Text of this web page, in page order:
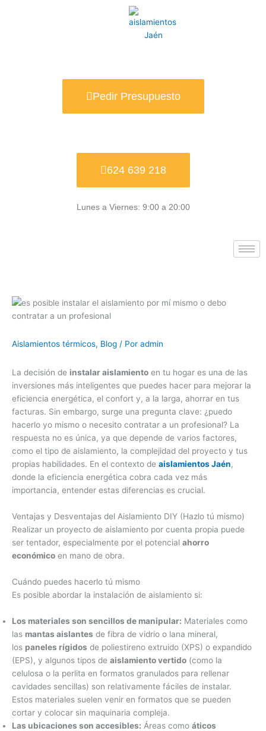
Pedir Presupuesto
624 639 218
Lunes a Viernes: 9:00 a 20:00
Aislamientos térmicos, Blog / Por admin
La decisión de instalar aislamiento en tu hogar es una de las
inversiones más inteligentes que puedes hacer para mejorar la
eficiencia energética, el confort y, a la larga, ahorrar en tus
facturas. Sin embargo, surge una pregunta clave: ¿puedo
hacerlo yo mismo o necesito contratar a un profesional? La
respuesta no es única, ya que depende de varios factores,
como el tipo de aislamiento, la complejidad del proyecto y tus
propias habilidades. En el contexto de aislamientos Jaén,
donde la eficiencia energética cobra cada vez más
importancia, entender estas diferencias es crucial.
Ventajas y Desventajas del Aislamiento DIY (Hazlo tú mismo)
Realizar un proyecto de aislamiento por cuenta propia puede
ser tentador, especialmente por el potencial ahorro
económico en mano de obra.
Cuándo puedes hacerlo tú mismo
Es posible abordar la instalación de aislamiento si:
Los materiales son sencillos de manipular: Materiales como
las mantas aislantes de fibra de vidrio o lana mineral,
los paneles rígidos de poliestireno extruido (XPS) o expandido
(EPS), y algunos tipos de aislamiento vertido (como la
celulosa o la perlita en formatos granulados para rellenar
cavidades sencillas) son relativamente fáciles de instalar.
Estos materiales suelen venir en formatos que se pueden
cortar y colocar sin maquinaria compleja.
Las ubicaciones son accesibles: Áreas como áticos